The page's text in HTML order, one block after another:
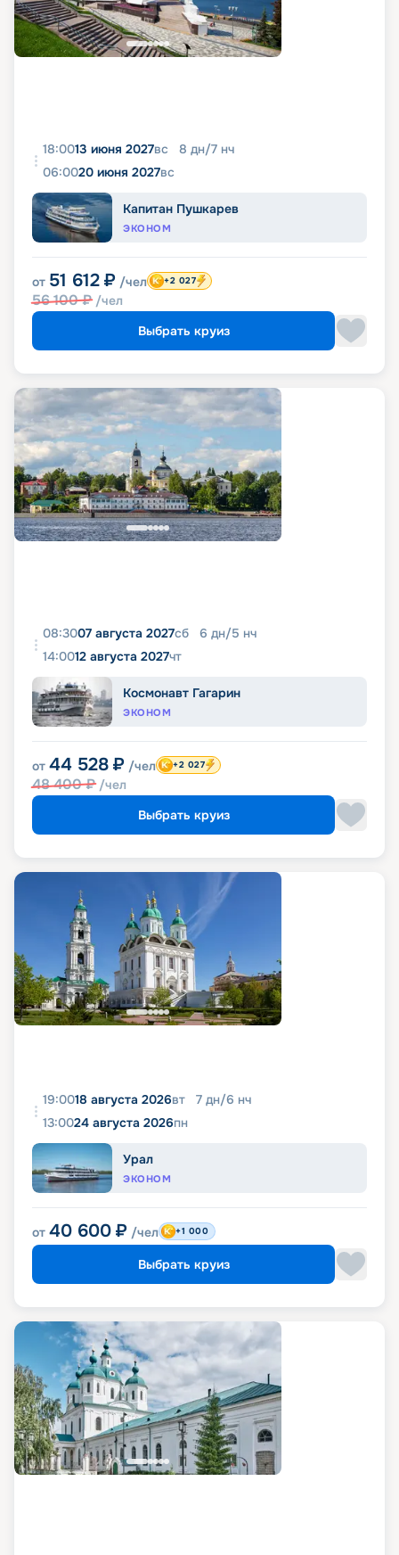
18:0013 июня 2027вс 8 дн/7 нч
06:0020 июня 2027вс
Капитан Пушкарев
ЭКОНОМ
от 51 612 ₽ /чел
56 100₽ /чел
+2 027
Выбрать круиз
08:3007 августа 2027сб 6 дн/5 нч
14:0012 августа 2027чт
Космонавт Гагарин
ЭКОНОМ
от 44 528 ₽ /чел
48 400₽ /чел
+2 027
Выбрать круиз
19:0018 августа 2026вт 7 дн/6 нч
13:0024 августа 2026пн
Урал
ЭКОНОМ
от 40 600 ₽ /чел +1 000
Выбрать круиз